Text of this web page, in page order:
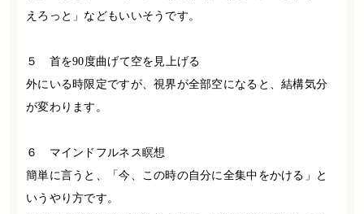
えろっと」などもいいそうです。
５ 首を90度曲げて空を見上げる
外にいる時限定ですが、視界が全部空になると、結構気分
が変わります。
６ マインドフルネス瞑想
簡単に言うと、「今、この時の自分に全集中をかける」と
いうやり方です。